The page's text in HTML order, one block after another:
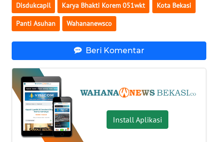
Disdukcapil Karya Bhakti Korem 051wkt Kota Bekasi
Panti Asuhan Wahananewsco
Beri Komentar
Install Aplikasi
WN
KALTARA
WN
KALSEL
WN
KALTIM
WN